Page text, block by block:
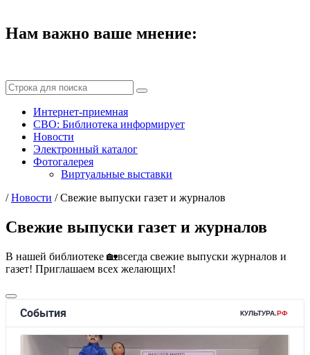
Нам важно ваше мнение:
Интернет-приемная
СВО: Библиотека информирует
Новости
Электронный каталог
Фотогалерея
Виртуальные выставки
/Новости /Свежие выпуски газет и журналов
Свежие выпуски газет и журналов
В нашей библиотеке 🏡всегда свежие выпуски журналов и
газет! Приглашаем всех желающих!